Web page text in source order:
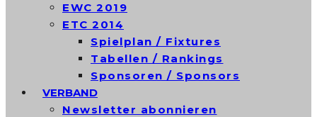
EWC 2019
ETC 2014
Spielplan / Fixtures
Tabellen / Rankings
Sponsoren / Sponsors
VERBAND
Newsletter abonnieren